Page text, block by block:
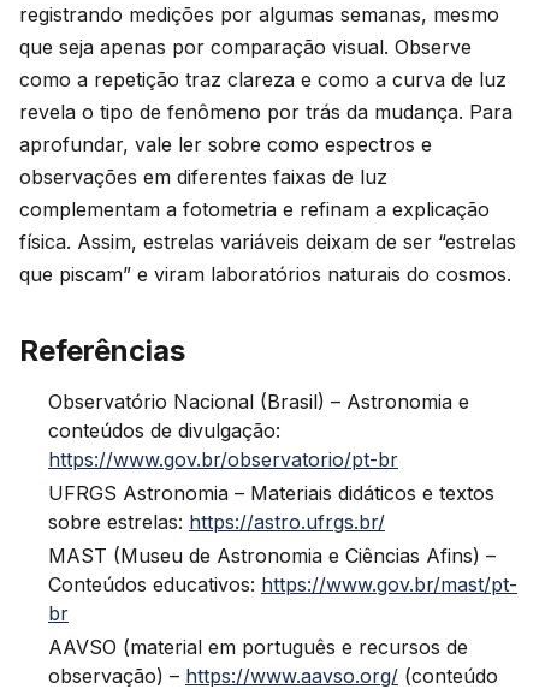
registrando medições por algumas semanas, mesmo
que seja apenas por comparação visual. Observe
como a repetição traz clareza e como a curva de luz
revela o tipo de fenômeno por trás da mudança. Para
aprofundar, vale ler sobre como espectros e
observações em diferentes faixas de luz
complementam a fotometria e refinam a explicação
física. Assim, estrelas variáveis deixam de ser “estrelas
que piscam” e viram laboratórios naturais do cosmos.
Referências
Observatório Nacional (Brasil) – Astronomia e
conteúdos de divulgação:
https://www.gov.br/observatorio/pt-br
UFRGS Astronomia – Materiais didáticos e textos
sobre estrelas: https://astro.ufrgs.br/
MAST (Museu de Astronomia e Ciências Afins) –
Conteúdos educativos: https://www.gov.br/mast/pt-
br
AAVSO (material em português e recursos de
observação) – https://www.aavso.org/ (conteúdo